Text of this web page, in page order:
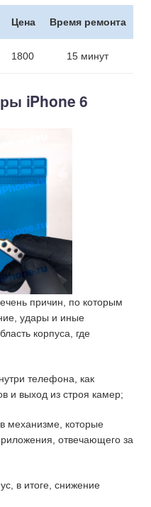
Цена Время ремонта
1800 15 минут
iPhone 6
причин, по которым
удары и иные
корпуса, где
телефона, как
и выход из строя камер;
механизме, которые
отвечающего за
в итоге, снижение